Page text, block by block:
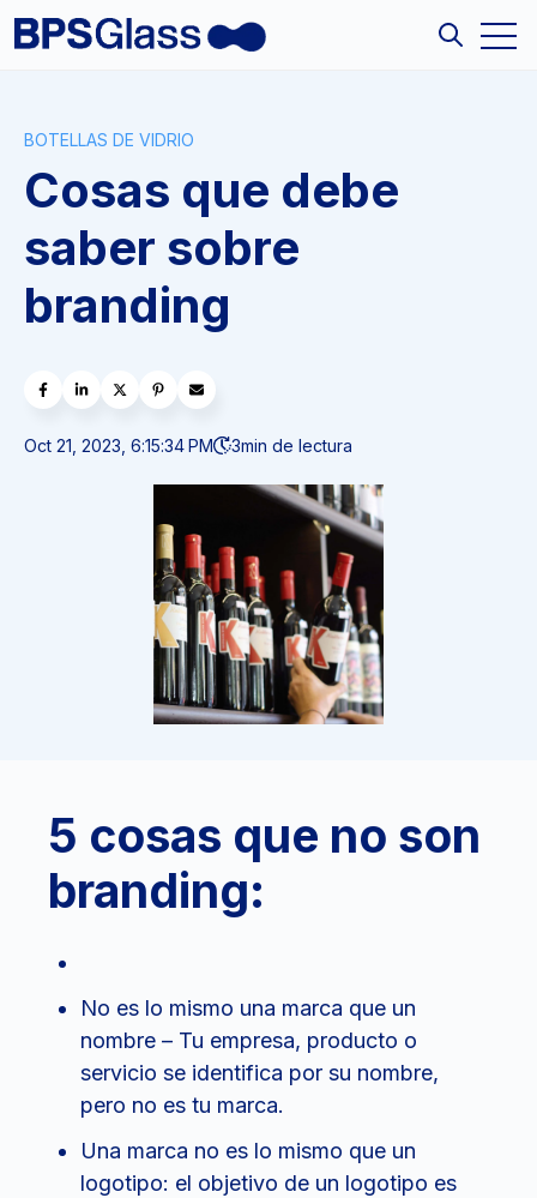
Open
BOTELLAS DE VIDRIO
Cosas que debe
saber sobre
branding
Oct 21, 2023, 6:15:34 PM 3min de lectura
5 cosas que no son
branding:
No es lo mismo una marca que un
nombre – Tu empresa, producto o
servicio se identifica por su nombre,
pero no es tu marca.
Una marca no es lo mismo que un
logotipo: el objetivo de un logotipo es